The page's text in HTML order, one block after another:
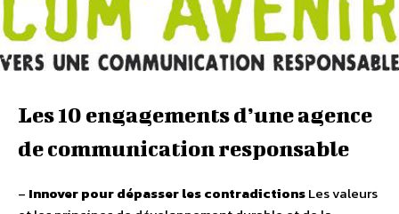
Les 10 engagements d’une agence
de communication responsable
– Innover pour dépasser les contradictionsLes valeurs